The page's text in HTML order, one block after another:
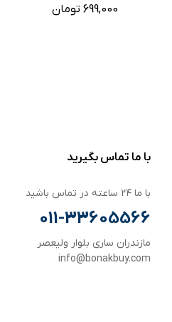
699,000 تومان
با ما تماس بگیرید
با ما ۲۴ ساعته در تماس باشید
011-33605566
مازندران ساری بلوار ولیعصر
info@bonakbuy.com